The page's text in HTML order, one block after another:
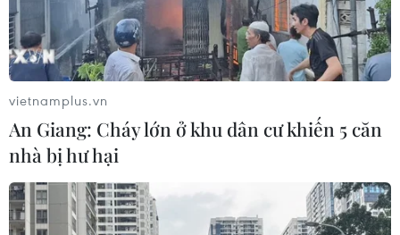
vietnamplus.vn
An Giang: Cháy lớn ở khu dân cư khiến 5 căn
nhà bị hư hại